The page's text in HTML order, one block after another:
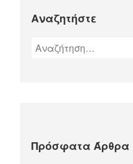
Αναζητήστε
Πρόσφατα Άρθρα